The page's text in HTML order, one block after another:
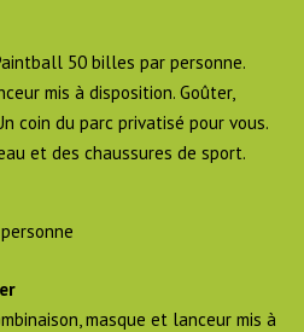
50 billes par personne.
mis à disposition. Goûter,
coin du parc privatisé pour vous.
et des chaussures de sport.
masque et lanceur mis à